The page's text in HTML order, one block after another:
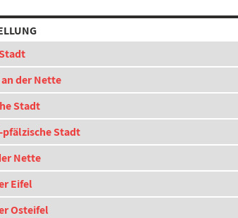
der Nette
Stadt
Stadt
Nette
Eifel
Osteifel